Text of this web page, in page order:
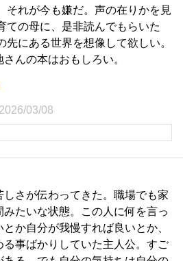
それが今も嫌だ。声の在りかを見
ての母に、是非読んでもらいた
先にある世界を想像して欲しい。
んの本はおもしろい。
2026/03/08
しさが伝わってきた。職場でも家
みたいな状態。この人に何を言っ
か自分が我慢すれば良いとか、
る事ばかりしていた主人公。すご